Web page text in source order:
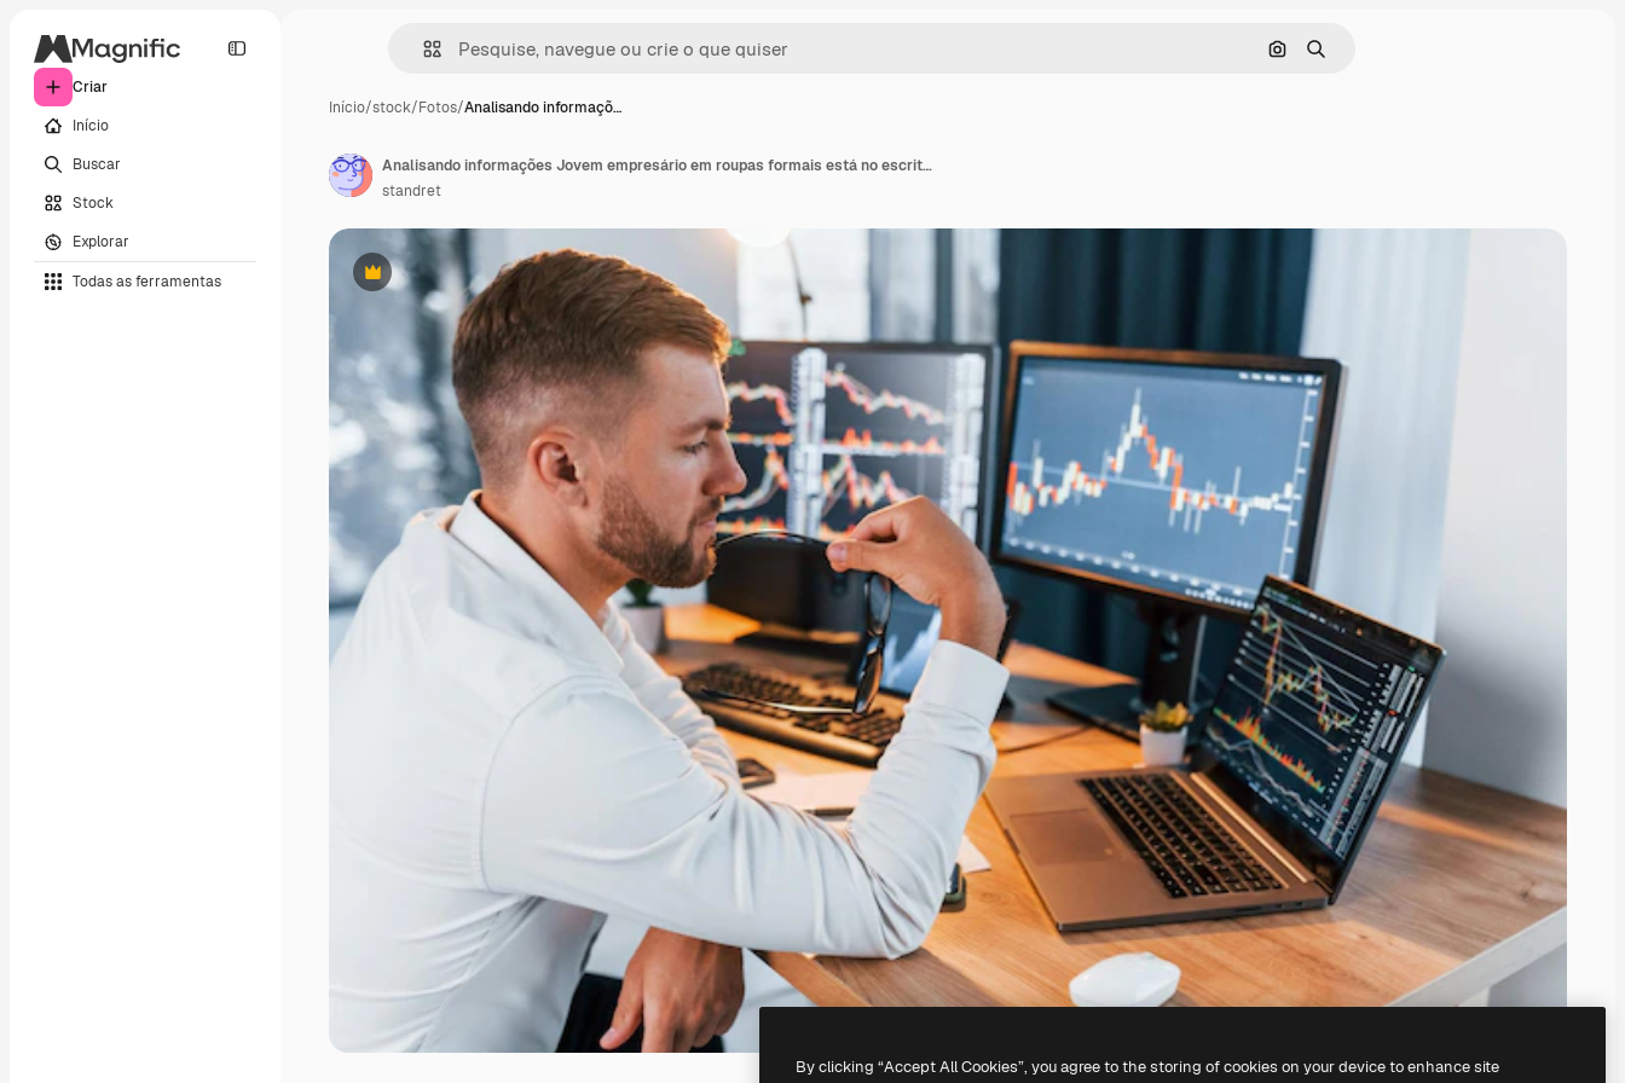
Criar
Início
Buscar
Stock
Explorar
Todas as ferramentas
Pesquisar por imagem
Buscar
Início/stock/Fotos/Analisando informaçõ…
Premium
Analisando informações Jovem empresário em roupas formais está no escritório com várias telas
standret
By clicking “Accept All Cookies”, you agree to the storing of cookies on your device to enhance site